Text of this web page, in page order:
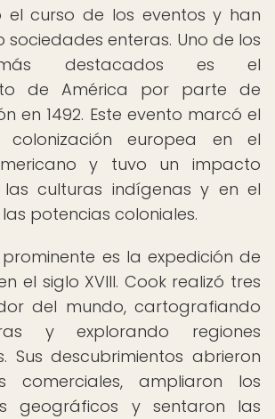
el curso de los eventos y han
enteras. Uno de los
destacados es el
de América por parte de
en 1492. Este evento marcó el
europea en el
y tuvo un impacto
culturas indígenas y en el
potencias coloniales.
es la expedición de
el siglo XVIII. Cook realizó tres
del mundo, cartografiando
y explorando regiones
Sus descubrimientos abrieron
comerciales, ampliaron los
geográficos y sentaron las